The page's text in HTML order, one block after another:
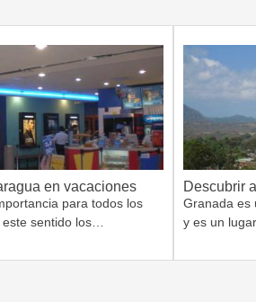
en vacaciones
para todos los
sentido los…
Descubrir
Granada es
y es un